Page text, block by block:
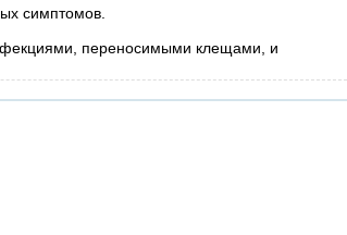
симптомов.
переносимыми клещами, и